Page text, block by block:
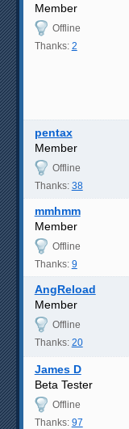
Member
Offline
Thanks: 2
pentax
Member
Offline
Thanks: 38
mmhmm
Member
Offline
Thanks: 9
AngReload
Member
Offline
Thanks: 20
James D
Beta Tester
Offline
Thanks: 97